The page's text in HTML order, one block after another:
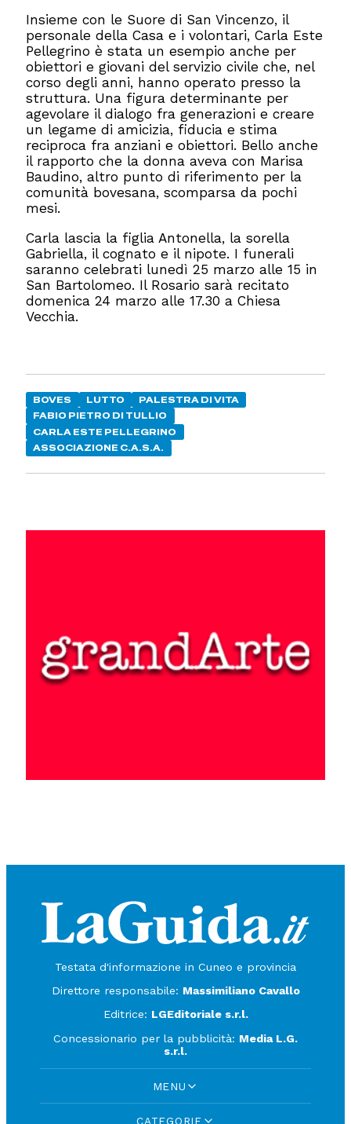
Insieme con le Suore di San Vincenzo, il
personale della Casa e i volontari, Carla Este
Pellegrino è stata un esempio anche per
obiettori e giovani del servizio civile che, nel
corso degli anni, hanno operato presso la
struttura. Una figura determinante per
agevolare il dialogo fra generazioni e creare
un legame di amicizia, fiducia e stima
reciproca fra anziani e obiettori. Bello anche
il rapporto che la donna aveva con Marisa
Baudino, altro punto di riferimento per la
comunità bovesana, scomparsa da pochi
mesi.
Carla lascia la figlia Antonella, la sorella
Gabriella, il cognato e il nipote. I funerali
saranno celebrati lunedì 25 marzo alle 15 in
San Bartolomeo. Il Rosario sarà recitato
domenica 24 marzo alle 17.30 a Chiesa
Vecchia.
BOVES LUTTO
PALESTRA DI VITA
FABIO PIETRO DI TULLIO
CARLA ESTE PELLEGRINO
ASSOCIAZIONE C.A.S.A.
Testata d'informazione in Cuneo e provincia
Direttore responsabile: Massimiliano Cavallo
Editrice: LGEditoriale s.r.l.
Concessionario per la pubblicità: Media L.G.
s.r.l.
MENU
CATEGORIE